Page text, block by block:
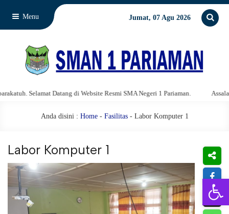
Menu Jumat, 07 Agu 2026
Datang di Website Resmi SMA Negeri 1 Pariaman.
Anda disini : Home- Fasilitas- Labor Komputer 1
Labor Komputer 1